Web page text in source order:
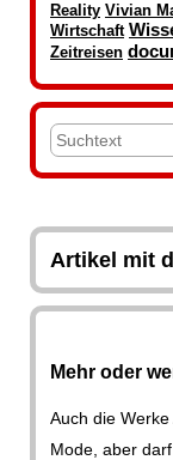
Reality Vivian
Wirtschaft
Zeitreisen
Artikel mit
Mehr oder
Auch die
Mode, aber